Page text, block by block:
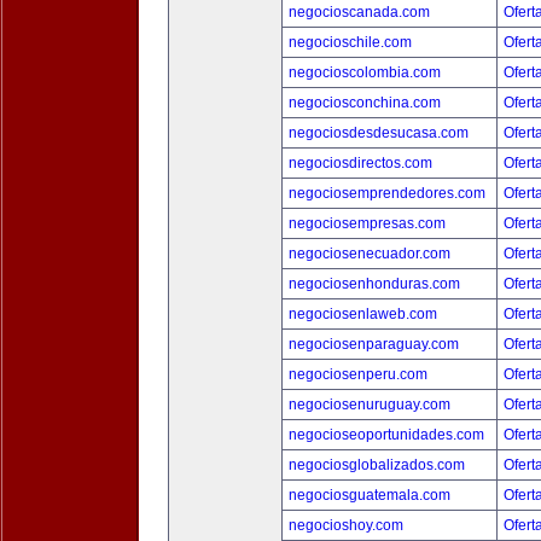
negocioscanada.com
negocioschile.com
negocioscolombia.com
negociosconchina.com
negociosdesdesucasa.com
negociosdirectos.com
negociosemprendedores.com
negociosempresas.com
negociosenecuador.com
negociosenhonduras.com
negociosenlaweb.com
negociosenparaguay.com
negociosenperu.com
negociosenuruguay.com
negocioseoportunidades.com
negociosglobalizados.com
negociosguatemala.com
negocioshoy.com